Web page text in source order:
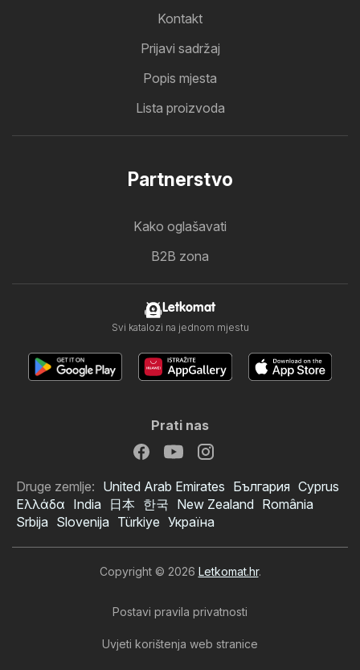
Kontakt
Prijavi sadržaj
Popis mjesta
Lista proizvoda
Partnerstvo
Kako oglašavati
B2B zona
Letkomat
Svi katalozi na jednom mjestu
Prati nas
Druge zemlje: United Arab Emirates България Cyprus
Ελλάδα India 日本 한국 New Zealand România
Srbija Slovenija Türkiye Україна
Copyright © 2026 Letkomat.hr.
Postavi pravila privatnosti
Uvjeti korištenja web stranice